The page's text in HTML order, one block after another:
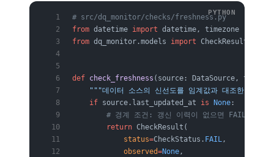
# src/dq_monitor/checks/freshness.py
from datetime import datetime, timezone
from dq_monitor.models import CheckResult,
def check_freshness (source: DataSource,
"""데이터 소스의 신선도를 임계값과 대조한다.
    if
source.last_updated_at is None :
# 경계 조건: 갱신 이력이 없으면 FAIL로 본다
        return
CheckResult(
            status
=CheckStatus. FAIL,
            observed
=None,